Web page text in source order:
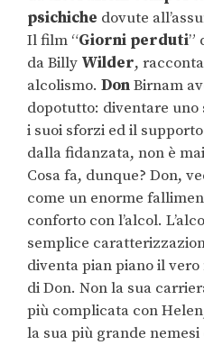
psichiche dovute
Il film “Giorni perduti”
da Billy Wilder,
alcolismo. DonBirnam
dopotutto: diventare
i suoi sforzi ed il
dalla fidanzata, non è
Cosa fa, dunque? Don,
come un enorme
conforto con l’alcol.
semplice
diventa pian piano il
di Don. Non la sua
più complicata con
la sua più grande